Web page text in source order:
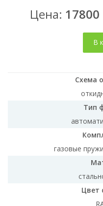
Цена: 17800
В
Схема
Тип
газовые
Цвет